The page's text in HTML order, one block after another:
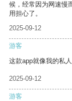
候，经常因为网速慢
用担心了。
2025-09-12
游客
这款app就像我的私
2025-09-12
游客